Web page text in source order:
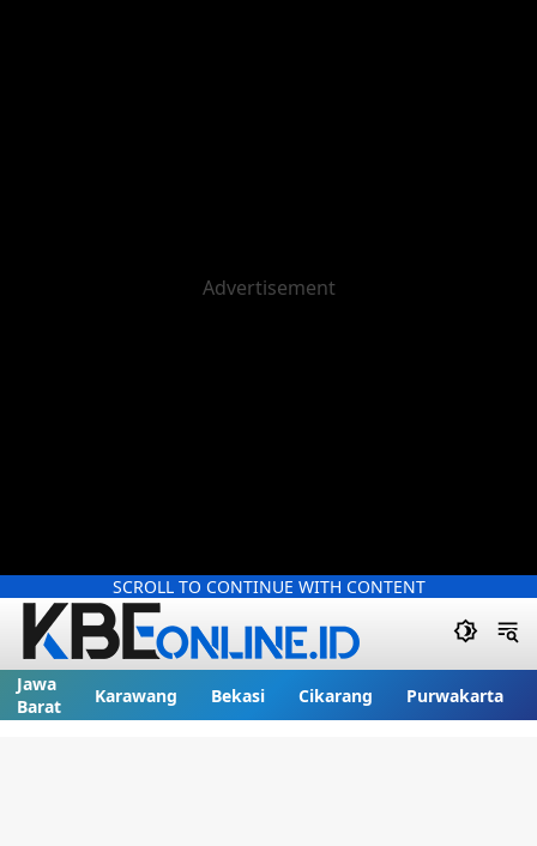
SCROLL TO CONTINUE WITH CONTENT
Jawa
Barat
Karawang Bekasi Cikarang Purwakarta